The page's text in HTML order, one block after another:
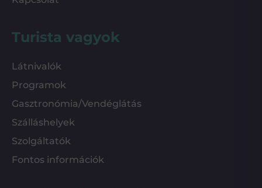
Turista vagyok
Látnivalók
Programok
Gasztronómia/Vendéglátás
Szálláshelyek
Szolgáltatók
Fontos információk